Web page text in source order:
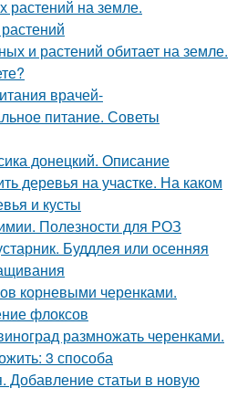
растений на земле.
и растений обитает на земле.
врачей-
питание. Советы
донецкий. Описание
деревья на участке. На каком
и кусты
Полезности для РОЗ
Буддлея или осенняя
корневыми черенками.
флоксов
размножать черенками.
3 способа
Добавление статьи в новую